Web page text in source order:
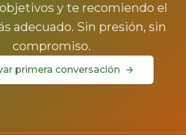
y te recomiendo el
adecuado. Sin presión, sin
compromiso.
primera conversación